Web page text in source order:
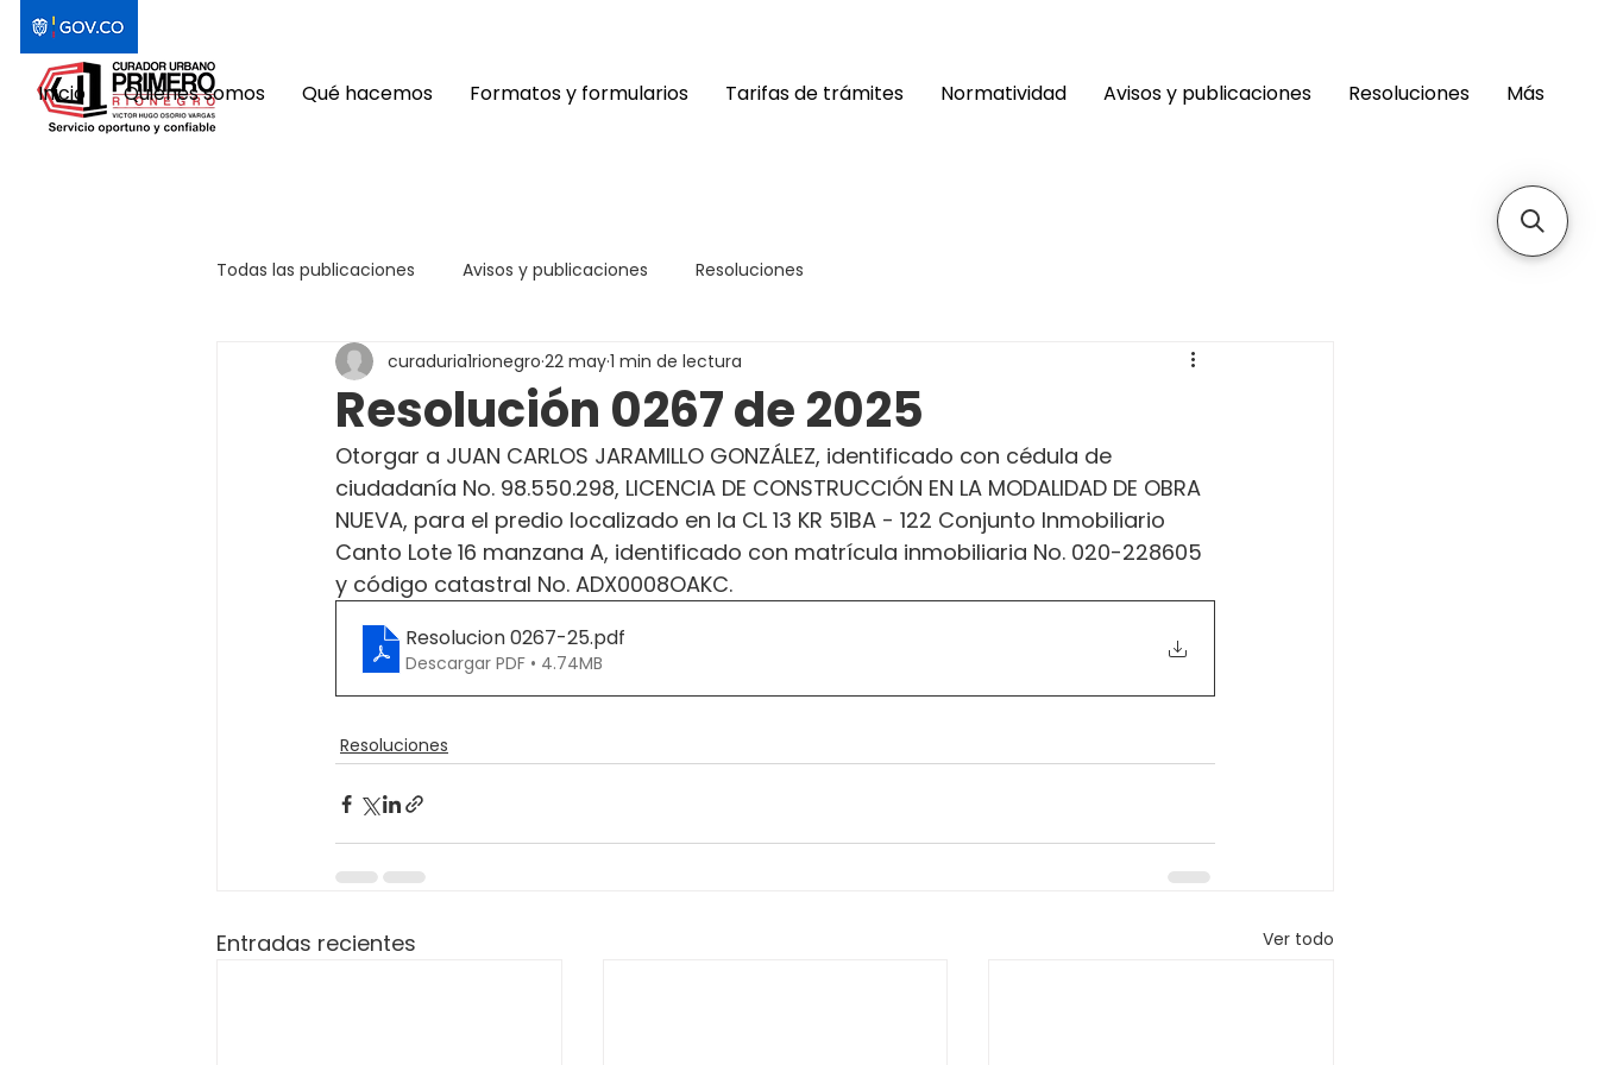
Inicio Quiénes somos Qué hacemos Formatos y formularios Tarifas de trámites Normatividad Avisos y publicaciones Resoluciones Más
Todas las publicaciones Avisos y publicaciones Resoluciones
Resolución 0267 de 2025
curaduria1rionegro 22 may1 min de lectura
Otorgar a JUAN CARLOS JARAMILLO GONZÁLEZ, identificado con cédula de
ciudadanía No. 98.550.298, LICENCIA DE CONSTRUCCIÓN EN LA MODALIDAD DE OBRA
NUEVA, para el predio localizado en la CL 13 KR 51BA - 122 Conjunto Inmobiliario
Canto Lote 16 manzana A, identificado con matrícula inmobiliaria No. 020-228605
y código catastral No. ADX0008OAKC.
Resolucion 0267-25.pdf
Descargar PDF • 4.74MB
Resoluciones
Entradas recientes Ver todo